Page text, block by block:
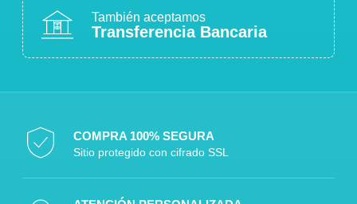
También aceptamos
Transferencia Bancaria
COMPRA 100% SEGURA
Sitio protegido con cifrado SSL